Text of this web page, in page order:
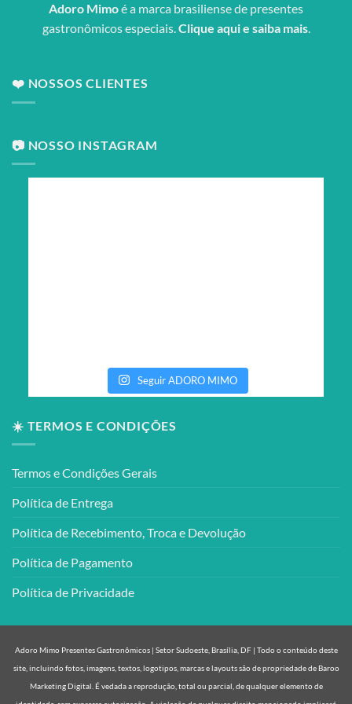
Adoro Mimoé a marca brasiliense de presentes
gastronômicos especiais.Clique aqui e saiba mais.
❤️ NOSSOS CLIENTES
📷 NOSSO INSTAGRAM
Seguir ADORO MIMO
☀️ TERMOS E CONDIÇÕES
Termos e Condições Gerais
Política de Entrega
Política de Recebimento, Troca e Devolução
Política de Pagamento
Política de Privacidade
Adoro Mimo Presentes Gastronômicos | Setor Sudoeste, Brasília, DF | Todo o conteúdo deste
site, incluindo fotos, imagens, textos, logotipos, marcas e layouts são de propriedade de Baroo
Marketing Digital. É vedada a reprodução, total ou parcial, de qualquer elemento de